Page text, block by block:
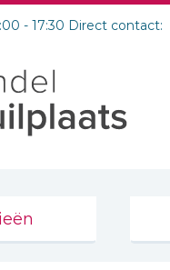
- 17:30 Direct contact: